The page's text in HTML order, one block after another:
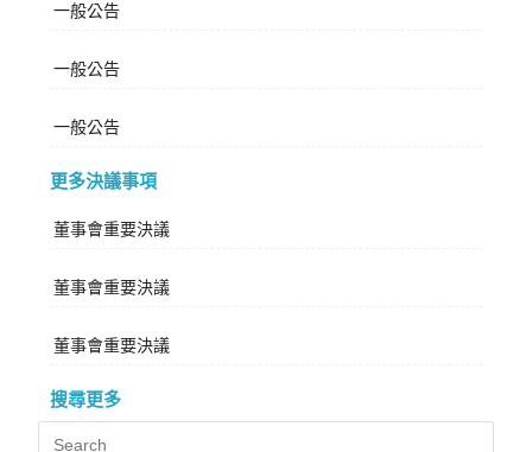
一般公告
一般公告
一般公告
更多決議事項
董事會重要決議
董事會重要決議
董事會重要決議
搜尋更多